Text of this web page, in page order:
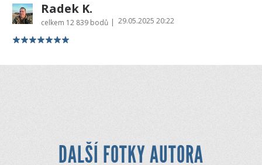
Radek K.
celkem 12 839 bodů | 29.05.2025 20:22
DALŠÍ FOTKY AUTORA